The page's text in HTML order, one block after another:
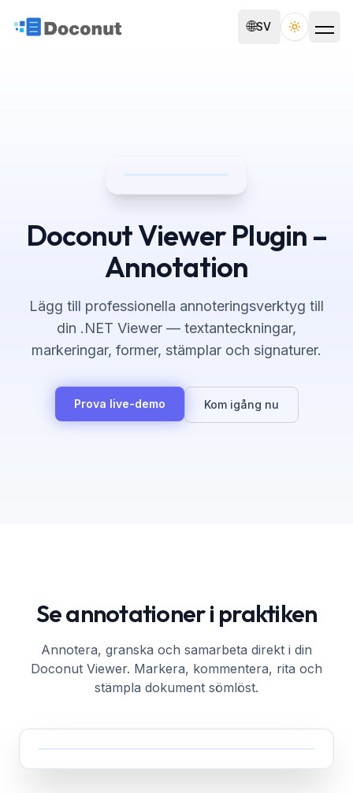
🌐SV Toggle
Doconut Viewer Plugin –
Annotation
Lägg till professionella annoteringsverktyg till
din .NET Viewer — textanteckningar,
markeringar, former, stämplar och signaturer.
Prova live-demo Kom igång nu
Se annotationer i praktiken
Annotera, granska och samarbeta direkt i din
Doconut Viewer. Markera, kommentera, rita och
stämpla dokument sömlöst.